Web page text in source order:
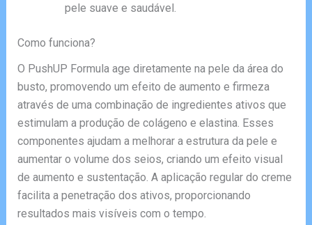
pele suave e saudável.
Como funciona?
O PushUP Formula age diretamente na pele da área do
busto, promovendo um efeito de aumento e firmeza
através de uma combinação de ingredientes ativos que
estimulam a produção de colágeno e elastina. Esses
componentes ajudam a melhorar a estrutura da pele e
aumentar o volume dos seios, criando um efeito visual
de aumento e sustentação. A aplicação regular do creme
facilita a penetração dos ativos, proporcionando
resultados mais visíveis com o tempo.